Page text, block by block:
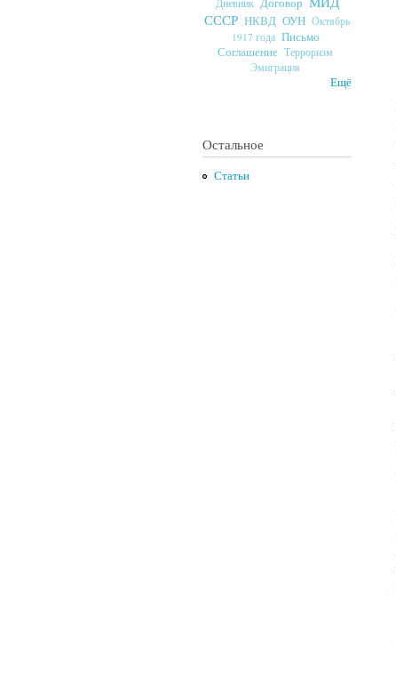
СССР НКВД ОУН Октябрь
1917 года Письмо
Соглашение Терроризм
Эмиграция
Ещё
Остальное
Статьи